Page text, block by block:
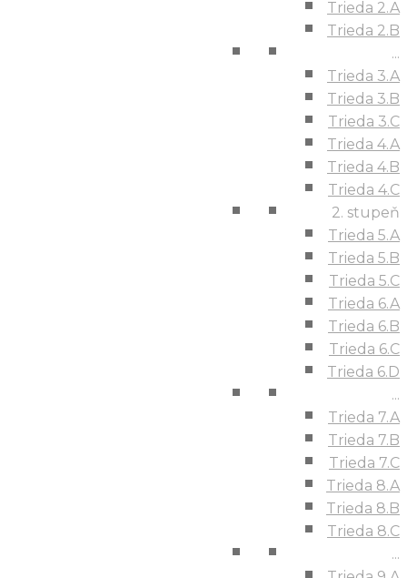
Trieda 2.A
Trieda 2.B
...
Trieda 3.A
Trieda 3.B
Trieda 3.C
Trieda 4.A
Trieda 4.B
Trieda 4.C
2. stupeň
Trieda 5.A
Trieda 5.B
Trieda 5.C
Trieda 6.A
Trieda 6.B
Trieda 6.C
Trieda 6.D
...
Trieda 7.A
Trieda 7.B
Trieda 7.C
Trieda 8.A
Trieda 8.B
Trieda 8.C
...